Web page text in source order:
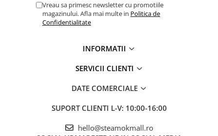
Vreau sa primesc newsletter cu promotiile
magazinului. Afla mai multe in Politica de
Confidentialitate
INFORMATII
SERVICII CLIENTI
DATE COMERCIALE
SUPORT CLIENTI L-V: 10:00-16:00
hello@steamokmall.ro